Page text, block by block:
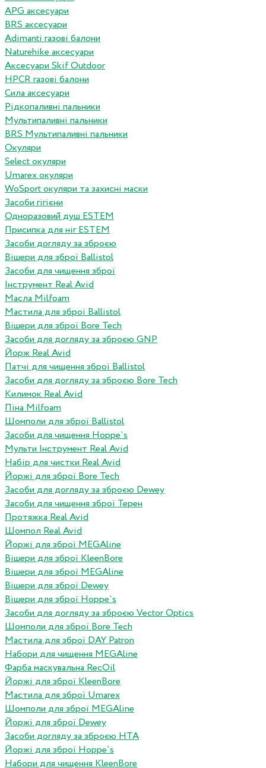
APG аксесуари
BRS аксесуари
Adimanti газові балони
Naturehike аксесуари
Аксесуари Skif Outdoor
HPCR газові балони
Сила аксесуари
Рідкопаливні пальники
Мультипаливні пальники
BRS Мультипаливні пальники
Окуляри
Select окуляри
Umarex окуляри
WoSport окуляри та захисні маски
Засоби гігієни
Одноразовий душ ESTEM
Присипка для ніг ESTEM
Засоби догляду за зброєю
Вішери для зброї Ballistol
Засоби для чищення зброї
Інструмент Real Avid
Масла Milfoam
Мастила для зброї Ballistol
Вішери для зброї Bore Tech
Засоби для догляду за зброєю GNP
Йорж Real Avid
Патчі для чищення зброї Ballistol
Засоби для догляду за зброєю Bore Tech
Килимок Real Avid
Піна Milfoam
Шомполи для зброї Ballistol
Засоби для чищення Hoppe`s
Мульти Інструмент Real Avid
Набір для чистки Real Avid
Йоржі для зброї Bore Tech
Засоби для догляду за зброєю Dewey
Засоби для чищення зброї Терен
Протяжка Real Avid
Шомпол Real Avid
Йоржі для зброї MEGAline
Вішери для зброї KleenBore
Вішери для зброї MEGAline
Вішери для зброї Dewey
Вішери для зброї Hoppe`s
Засоби для догляду за зброєю Vector Optics
Шомполи для зброї Bore Tech
Мастила для зброї DAY Patron
Набори для чищення MEGAline
Фарба маскувальна RecOil
Йоржі для зброї KleenBore
Мастила для зброї Umarex
Шомполи для зброї MEGAline
Йоржі для зброї Dewey
Засоби догляду за зброєю HTA
Йоржі для зброї Hoppe`s
Набори для чищення KleenBore